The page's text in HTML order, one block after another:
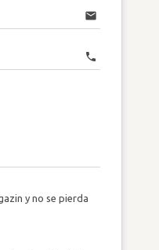
email
call
y no se pierda